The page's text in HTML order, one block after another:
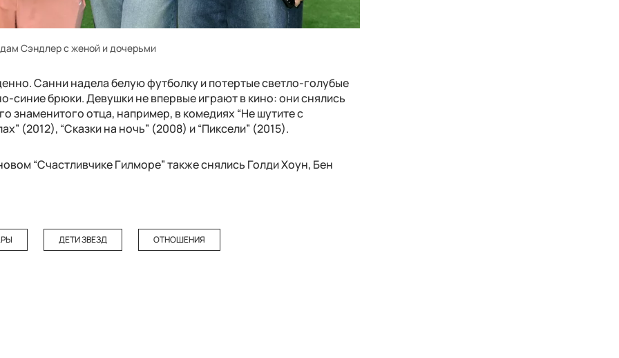
Сэндлер с женой и дочерьми
Санни надела белую футболку и потертые светло-голубые
синие брюки. Девушки не впервые играют в кино: они снялись
знаменитого отца, например, в комедиях “Не шутите с
(2012), “Сказки на ночь” (2008) и “Пиксели” (2015).
“Счастливчике Гилморе” также снялись Голди Хоун, Бен
ДЕТИ ЗВЕЗД ОТНОШЕНИЯ